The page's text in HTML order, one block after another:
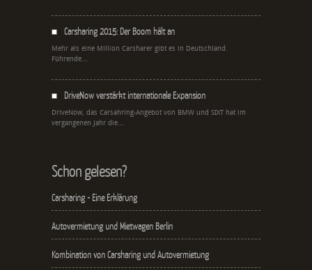
Carsharing 2015: Der Boom hält an
Mehr als eine Million Carsharer gibt es in Deutschland.
Führende...
DriveNow verstärkt internationale Expansion
DriveNow, das Carsahring-Angebot von BMW und SIXT hat im
vergangenen Jahr die...
Schon gelesen?
Carsharing - Eine Erklärung
Autovermietung und Mietwagen Berlin
Kombination von Carsharing und Autovermietung